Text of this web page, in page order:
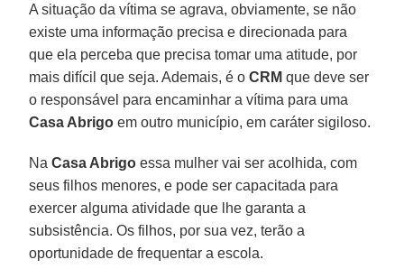
A situação da vítima se agrava, obviamente, se não
existe uma informação precisa e direcionada para
que ela perceba que precisa tomar uma atitude, por
mais difícil que seja. Ademais, é oCRM que deve ser
o responsável para encaminhar a vítima para uma
Casa Abrigo em outro município, em caráter sigiloso.
NaCasa Abrigo essa mulher vai ser acolhida, com
seus filhos menores, e pode ser capacitada para
exercer alguma atividade que lhe garanta a
subsistência. Os filhos, por sua vez, terão a
oportunidade de frequentar a escola.